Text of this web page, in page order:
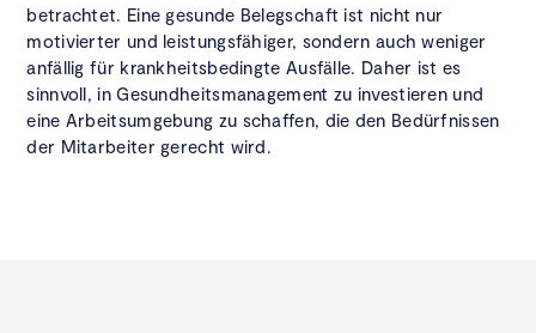
betrachtet. Eine gesunde Belegschaft ist nicht nur
motivierter und leistungsfähiger, sondern auch weniger
anfällig für krankheitsbedingte Ausfälle. Daher ist es
sinnvoll, in Gesundheitsmanagement zu investieren und
eine Arbeitsumgebung zu schaffen, die den Bedürfnissen
der Mitarbeiter gerecht wird.